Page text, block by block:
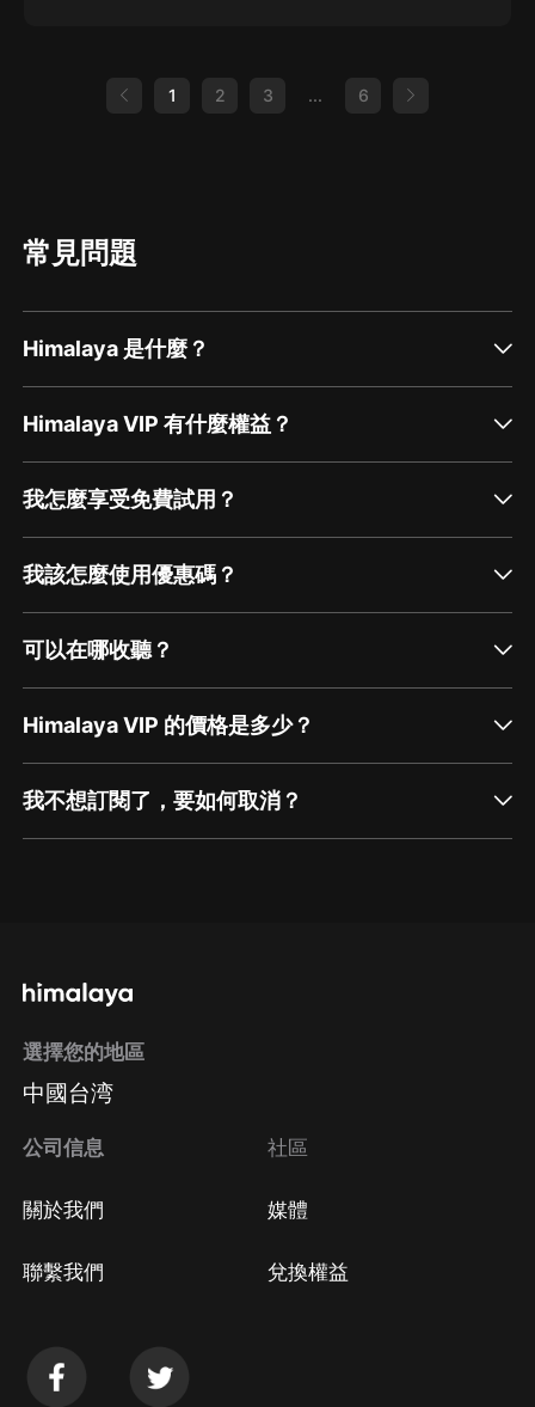
1 2 3 ... 6
常見問題
Himalaya 是什麼？
Himalaya VIP 有什麼權益？
我怎麼享受免費試用？
我該怎麼使用優惠碼？
可以在哪收聽？
Himalaya VIP 的價格是多少？
我不想訂閱了，要如何取消？
方法 Google Play取消訂閱方法
選擇您的地區
中國台湾
公司信息
關於我們
聯繫我們
社區
媒體
兌換權益